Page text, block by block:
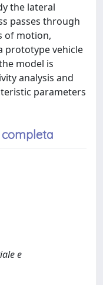
the lateral
passes through
of motion,
prototype vehicle
model is
analysis and
parameters
completa
e